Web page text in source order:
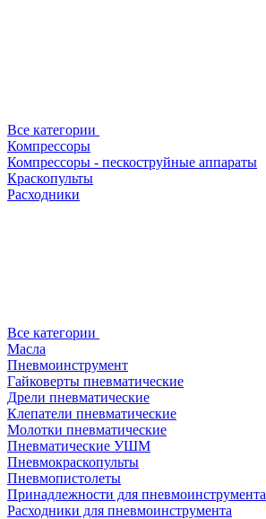
Все категории
Компрессоры
Компрессоры - пескоструйные аппараты
Краскопульты
Расходники
Все категории
Масла
Пневмоинструмент
Гайковерты пневматические
Дрели пневматические
Клепатели пневматические
Молотки пневматические
Пневматические УШМ
Пневмокраскопульты
Пневмопистолеты
Принадлежности для пневмоинструмента
Расходники для пневмоинструмента